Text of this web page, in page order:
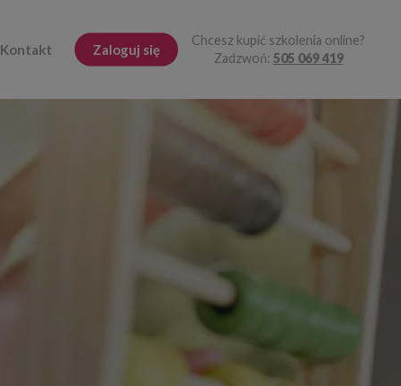
Kontakt Zaloguj się
Chcesz kupić szkolenia online?
Zadzwoń: 505 069 419